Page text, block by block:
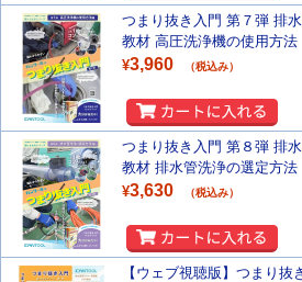
つまり抜き入門 第７弾 排
教材 高圧洗浄機の使用方法
¥3,960 （税込み）
つまり抜き入門 第８弾 排
教材 排水管洗浄の選定方法
¥3,630 （税込み）
【ウェブ視聴版】つまり